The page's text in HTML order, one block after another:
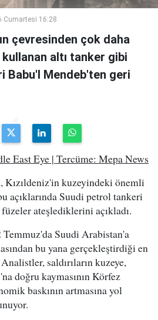
Cumartesi 16:28
çevresinden çok daha
altı tanker gibi
Babu'l Mendeb'ten geri
East Eye | Tercüme: Mepa News
Kızıldeniz'in kuzeyindeki önemli
açıklarında Suudi petrol tankeri
ateşlediklerini açıkladı.
Suudi Arabistan'a
bu yana gerçekleştirdiği en
saldırıların kuzeye,
doğru kaymasının Körfez
baskının artmasına yol